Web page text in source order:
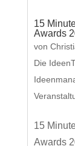
15
Awards
von
Die
15
Awards